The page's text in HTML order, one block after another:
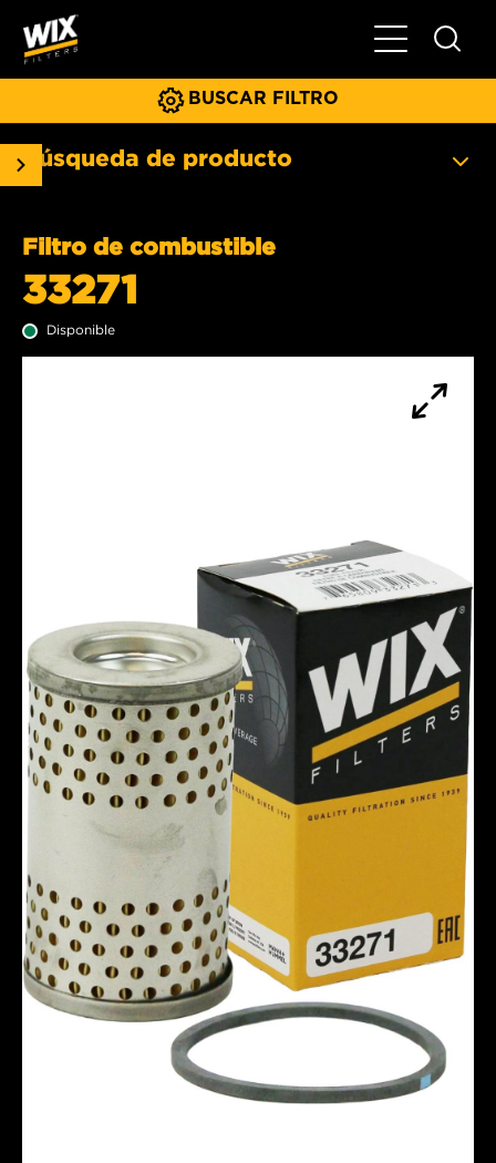
Menú
BUSCAR FILTRO
Búsqueda de producto
Filtro de combustible
33271
Disponible